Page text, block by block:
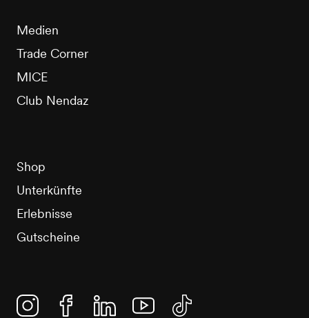
Medien
Trade Corner
MICE
Club Nendaz
Shop
Unterkünfte
Erlebnisse
Gutscheine